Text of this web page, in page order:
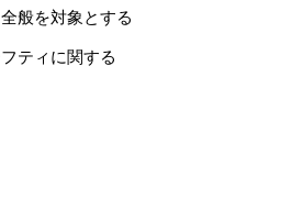
般を対象とする
ティに関する